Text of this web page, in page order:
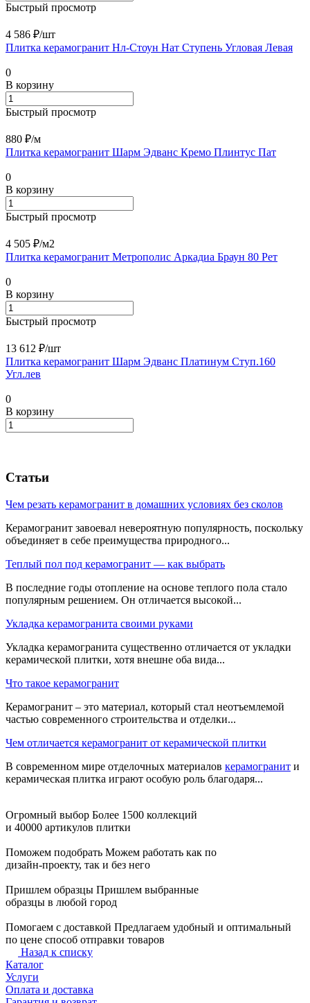
Быстрый просмотр
4 586 ₽/шт
Плитка керамогранит Нл-Стоун Нат Ступень Угловая Левая
0
В корзину
Быстрый просмотр
880 ₽/м
Плитка керамогранит Шарм Эдванс Кремо Плинтус Пат
0
В корзину
Быстрый просмотр
4 505 ₽/м2
Плитка керамогранит Метрополис Аркадиа Браун 80 Рет
0
В корзину
Быстрый просмотр
13 612 ₽/шт
Плитка керамогранит Шарм Эдванс Платинум Ступ.160
Угл.лев
0
В корзину
Статьи
Чем резать керамогранит в домашних условиях без сколов
Керамогранит завоевал невероятную популярность, поскольку
объединяет в себе преимущества природного...
Теплый пол под керамогранит — как выбрать
В последние годы отопление на основе теплого пола стало
популярным решением. Он отличается высокой...
Укладка керамогранита своими руками
Укладка керамогранита существенно отличается от укладки
керамической плитки, хотя внешне оба вида...
Что такое керамогранит
Керамогранит – это материал, который стал неотъемлемой
частью современного строительства и отделки...
Чем отличается керамогранит от керамической плитки
В современном мире отделочных материалов керамогранит и
керамическая плитка играют особую роль благодаря...
Огромный выбор Более 1500 коллекций
и 40000 артикулов плитки
Поможем подобрать Можем работать как по
дизайн-проекту, так и без него
Пришлем образцы Пришлем выбранные
образцы в любой город
Помогаем с доставкой Предлагаем удобный и оптимальный
по цене способ отправки товаров
Назад к списку
Каталог
Услуги
Оплата и доставка